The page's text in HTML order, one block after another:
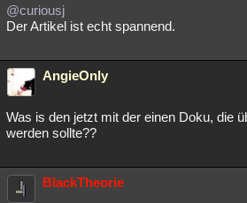
Spiritualität
weitere Rubriken
Philosophie
Astronomie
Musik Clash Verbesserungen
Übersichten
@curiousj
Der Artikel ist echt spannend.
AngieOnly
Was is den jetzt mit der einen Doku, die
werden sollte??
BlackTheorie